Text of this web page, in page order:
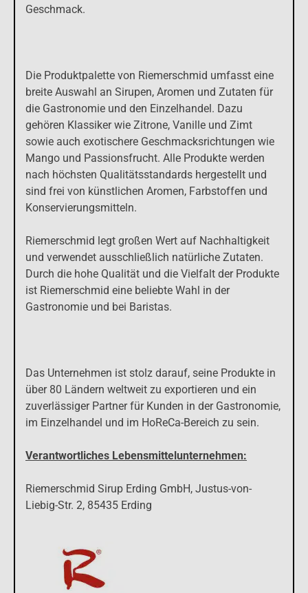
Geschmack.
Die Produktpalette von Riemerschmid umfasst eine
breite Auswahl an Sirupen, Aromen und Zutaten für
die Gastronomie und den Einzelhandel. Dazu
gehören Klassiker wie Zitrone, Vanille und Zimt
sowie auch exotischere Geschmacksrichtungen wie
Mango und Passionsfrucht. Alle Produkte werden
nach höchsten Qualitätsstandards hergestellt und
sind frei von künstlichen Aromen, Farbstoffen und
Konservierungsmitteln.
Riemerschmid legt großen Wert auf Nachhaltigkeit
und verwendet ausschließlich natürliche Zutaten.
Durch die hohe Qualität und die Vielfalt der Produkte
ist Riemerschmid eine beliebte Wahl in der
Gastronomie und bei Baristas.
Das Unternehmen ist stolz darauf, seine Produkte in
über 80 Ländern weltweit zu exportieren und ein
zuverlässiger Partner für Kunden in der Gastronomie,
im Einzelhandel und im HoReCa-Bereich zu sein.
Verantwortliches Lebensmittelunternehmen:
Riemerschmid Sirup Erding GmbH, Justus-von-
Liebig-Str. 2, 85435 Erding